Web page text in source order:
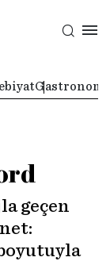
Gastronomi
geçen